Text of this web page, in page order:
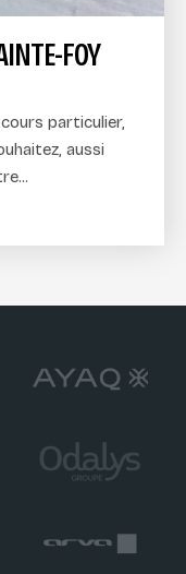
FOY
particulier,
aussi